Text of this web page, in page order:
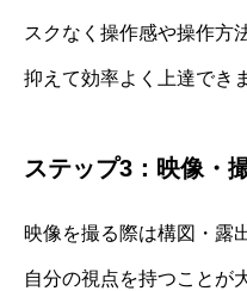
スクなく操作感や操作方
抑えて効率よく上達でき
ステップ3：映像・
映像を撮る際は構図・露
自分の視点を持つことが